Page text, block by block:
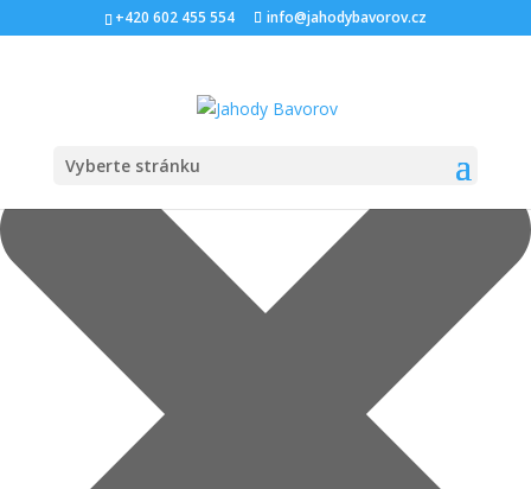
Spravovat Souhlas s cookies
+420 602 455 554 info@jahodybavorov.cz
Vyberte stránku